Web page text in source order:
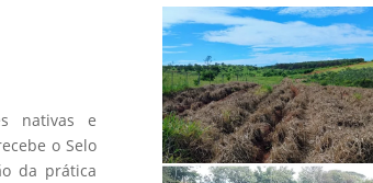
nativas e
o Selo
da prática